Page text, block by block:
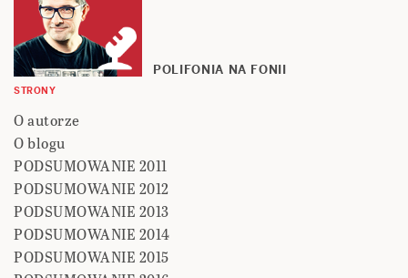
POLIFONIA NA FONII
STRONY
O autorze
O blogu
PODSUMOWANIE 2011
PODSUMOWANIE 2012
PODSUMOWANIE 2013
PODSUMOWANIE 2014
PODSUMOWANIE 2015